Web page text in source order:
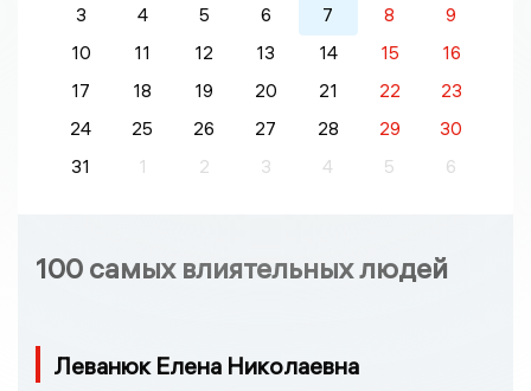
3
4 5 6 7 8
9
10
11 12 13 14 15
16
17
18 19 20 21 22
23
24
25 26 27 28 29
30
31
1 2 3 4 5 6
100 самых влиятельных людей
Леванюк Елена Николаевна